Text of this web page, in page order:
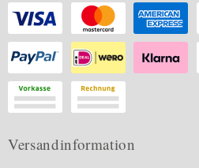
Versandinformation